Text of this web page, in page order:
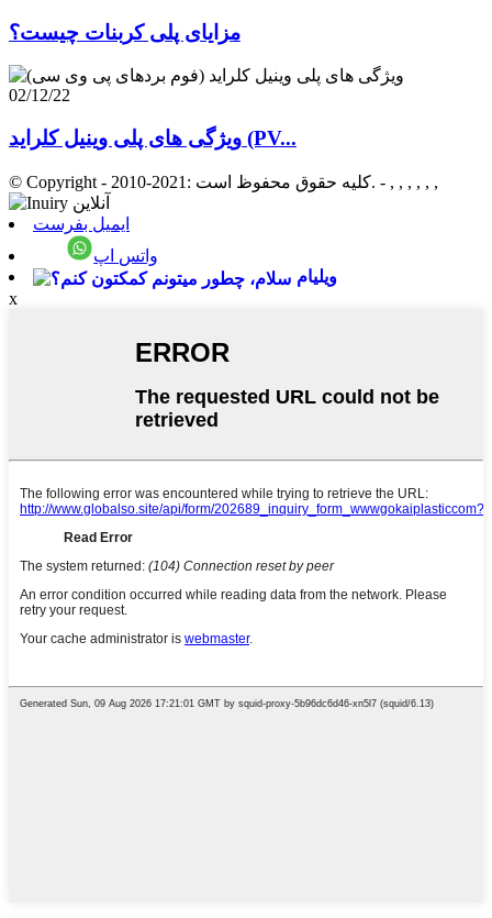
مزایای پلی کربنات چیست؟
02/12/22
ویژگی های پلی وینیل کلراید (PV...
© Copyright - 2010-2021: کلیه حقوق محفوظ است. - , , , , , ,
ایمیل بفرست
واتس اپ
ویلیام
x